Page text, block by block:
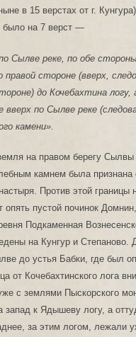
в 15 верстах от г.
на 7 верст —
Сылве реке, по обе
правой стороне (вверх,
до Кочебахтина логу,
вверх по Сылве реке
камени».
на правом берегу
камнем была признана
Против этой границы
пустой починок
Подкаменная
на Кунгур и Степаново.
до устья Бабки, где был
от Кочебахтинского лога
с землями Пыскорского
запад к Ядышеву логу, а
за этим логом, лежали